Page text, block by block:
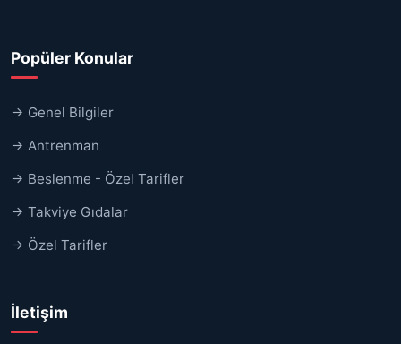
Popüler Konular
→ Genel Bilgiler
→ Antrenman
→ Beslenme - Özel Tarifler
→ Takviye Gıdalar
→ Özel Tarifler
İletişim